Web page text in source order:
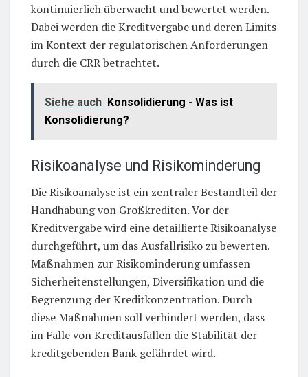
kontinuierlich überwacht und bewertet werden.
Dabei werden die Kreditvergabe und deren Limits
im Kontext der regulatorischen Anforderungen
durch die CRR betrachtet.
Siehe auch Konsolidierung - Was ist
Konsolidierung?
Risikoanalyse und Risikominderung
Die Risikoanalyse ist ein zentraler Bestandteil der
Handhabung von Großkrediten. Vor der
Kreditvergabe wird eine detaillierte Risikoanalyse
durchgeführt, um das Ausfallrisiko zu bewerten.
Maßnahmen zur Risikominderung umfassen
Sicherheitenstellungen, Diversifikation und die
Begrenzung der Kreditkonzentration. Durch
diese Maßnahmen soll verhindert werden, dass
im Falle von Kreditausfällen die Stabilität der
kreditgebenden Bank gefährdet wird.